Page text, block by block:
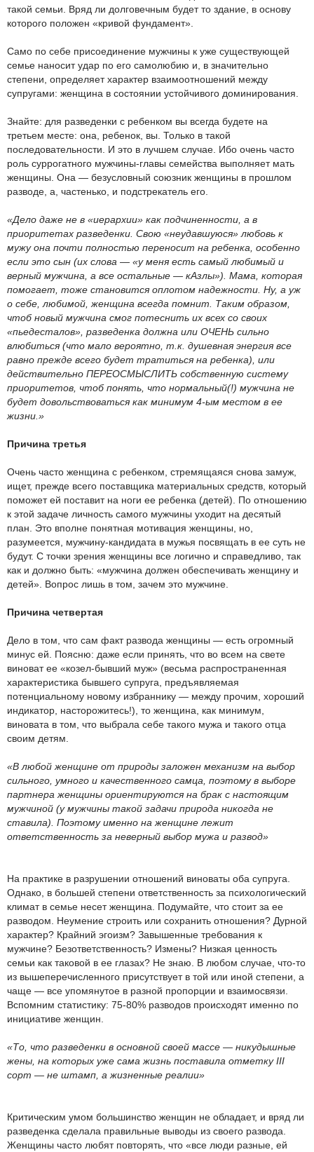
такой семьи. Вряд ли долговечным будет то здание, в основу
которого положен «кривой фундамент».
Само по себе присоединение мужчины к уже существующей
семье наносит удар по его самолюбию и, в значительно
степени, определяет характер взаимоотношений между
супругами: женщина в состоянии устойчивого доминирования.
Знайте: для разведенки с ребенком вы всегда будете на
третьем месте: она, ребенок, вы. Только в такой
последовательности. И это в лучшем случае. Ибо очень часто
роль суррогатного мужчины-главы семейства выполняет мать
женщины. Она — безусловный союзник женщины в прошлом
разводе, а, частенько, и подстрекатель его.
«Дело даже не в «иерархии» как подчиненности, а в
приоритетах разведенки. Свою «неудавшуюся» любовь к
мужу она почти полностью переносит на ребенка, особенно
если это сын (их слова — «у меня есть самый любимый и
верный мужчина, а все остальные — кАзлы»). Мама, которая
помогает, тоже становится оплотом надежности. Ну, а уж
о себе, любимой, женщина всегда помнит. Таким образом,
чтоб новый мужчина смог потеснить их всех со своих
«пьедесталов», разведенка должна или ОЧЕНЬ сильно
влюбиться (что мало вероятно, т.к. душевная энергия все
равно прежде всего будет тратиться на ребенка), или
действительно ПЕРЕОСМЫСЛИТЬ собственную систему
приоритетов, чтоб понять, что нормальный(!) мужчина не
будет довольствоваться как минимум 4-ым местом в ее
жизни.»
Причина третья
Очень часто женщина с ребенком, стремящаяся снова замуж,
ищет, прежде всего поставщика материальных средств, который
поможет ей поставит на ноги ее ребенка (детей). По отношению
к этой задаче личность самого мужчины уходит на десятый
план. Это вполне понятная мотивация женщины, но,
разумеется, мужчину-кандидата в мужья посвящать в ее суть не
будут. С точки зрения женщины все логично и справедливо, так
как и должно быть: «мужчина должен обеспечивать женщину и
детей». Вопрос лишь в том, зачем это мужчине.
Причина четвертая
Дело в том, что сам факт развода женщины — есть огромный
минус ей. Поясню: даже если принять, что во всем на свете
виноват ее «козел-бывший муж» (весьма распространенная
характеристика бывшего супруга, предъявляемая
потенциальному новому избраннику — между прочим, хороший
индикатор, насторожитесь!), то женщина, как минимум,
виновата в том, что выбрала себе такого мужа и такого отца
своим детям.
«В любой женщине от природы заложен механизм на выбор
сильного, умного и качественного самца, поэтому в выборе
партнера женщины ориентируются на брак с настоящим
мужчиной (у мужчины такой задачи природа никогда не
ставила). Поэтому именно на женщине лежит
ответственность за неверный выбор мужа и развод»
На практике в разрушении отношений виноваты оба супруга.
Однако, в большей степени ответственность за психологический
климат в семье несет женщина. Подумайте, что стоит за ее
разводом. Неумение строить или сохранить отношения? Дурной
характер? Крайний эгоизм? Завышенные требования к
мужчине? Безответственность? Измены? Низкая ценность
семьи как таковой в ее глазах? Не знаю. В любом случае, что-то
из вышеперечисленного присутствует в той или иной степени, а
чаще — все упомянутое в разной пропорции и взаимосвязи.
Вспомним статистику: 75-80% разводов происходят именно по
инициативе женщин.
«То, что разведенки в основной своей массе — никудышные
жены, на которых уже сама жизнь поставила отметку III
сорт — не штамп, а жизненные реалии»
Критическим умом большинство женщин не обладает, и вряд ли
разведенка сделала правильные выводы из своего развода.
Женщины часто любят повторять, что «все люди разные, ей